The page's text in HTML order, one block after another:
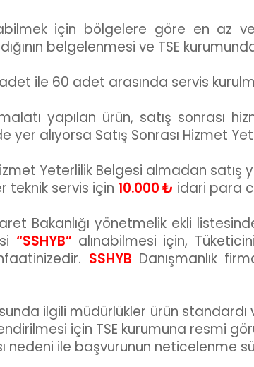
için bölgelere göre en az
belgelenmesi ve TSE
adet ile 60 adet arasında servis
yapılan ürün, satış sonrası
yer alıyorsa Satış Sonrası Hizmet
Yeterlilik Belgesi almadan
teknik servis için 10.000 ₺ idari para
Bakanlığı yönetmelik ekli
“SSHYB”alınabilmesi için,
SSHYB Danışmanlık
ilgili müdürlükler ürün
için TSE kurumuna resmi
nedeni ile başvurunun neticelenme